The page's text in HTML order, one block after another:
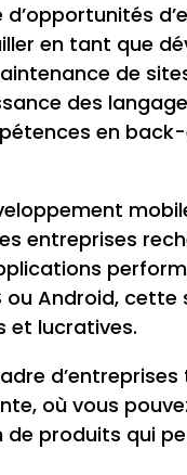
en tant que
de
des
en
entreprises
ou Android,
et lucratives.
où vous
produits qui